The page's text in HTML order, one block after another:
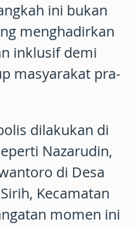
ini bukan
menghadirkan
inklusif demi
masyarakat pra-
dilakukan di
Nazarudin,
di Desa
Kecamatan
momen ini